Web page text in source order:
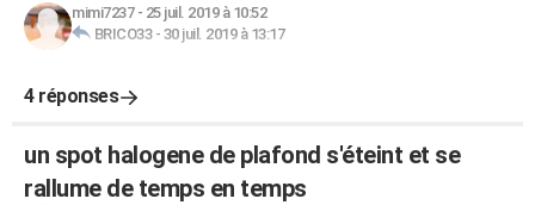
mimi7237- 25 juil. 2019 à 10:52
BRICO33- 30 juil. 2019 à 13:17
4 réponses
un spot halogene de plafond s'éteint et se
rallume de temps en temps